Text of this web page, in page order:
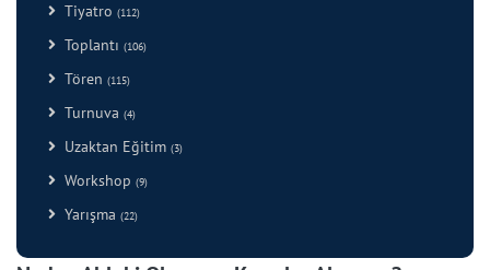
Tiyatro (112)
Toplantı (106)
Tören (115)
Turnuva (4)
Uzaktan Eğitim (3)
Workshop (9)
Yarışma (22)